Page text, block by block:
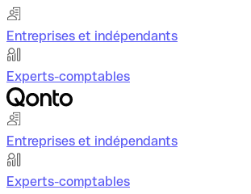
Entreprises et indépendants
Experts-comptables
Entreprises et indépendants
Experts-comptables